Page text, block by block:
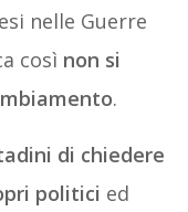
nelle Guerre
così non si
.
di chiedere
politici ed